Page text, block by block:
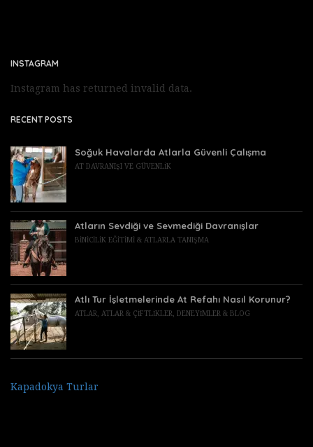
INSTAGRAM
Instagram has returned invalid data.
RECENT POSTS
Soğuk Havalarda Atlarla Güvenli Çalışma
AT DAVRANIŞI VE GÜVENLIK
Atların Sevdiği ve Sevmediği Davranışlar
BINICILIK EĞITIMI & ATLARLA TANIŞMA
Atlı Tur İşletmelerinde At Refahı Nasıl Korunur?
ATLAR ATLAR & ÇIFTLIKLER DENEYIMLER & BLOG
Kapadokya Turlar